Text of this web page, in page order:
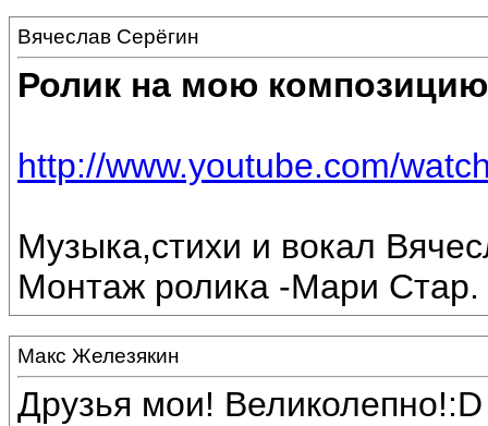
Вячеслав Серёгин
Ролик на мою
http://www.youtube.com/
Музыка,стихи и вокал
Монтаж ролика -Мари Стар.
Макс Железякин
Друзья мои!